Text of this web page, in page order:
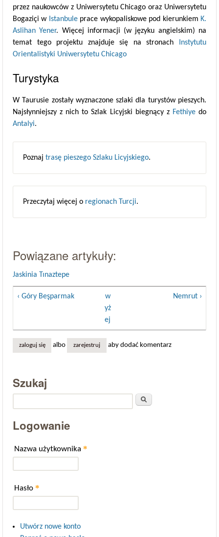
przez naukowców z Uniwersytetu Chicago oraz Uniwersytetu
Bogaziçi w Istanbuleprace wykopaliskowe pod kierunkiem K.
Aslihan Yener. Więcej informacji (w języku angielskim) na
temat tego projektu znajduje się na stronach
Instytutu
Orientalistyki Uniwersytetu Chicago
Turystyka
W Taurusie zostały wyznaczone szlaki dla turystów pieszych.
Najsłynniejszy z nich to Szlak Licyjski biegnący z Fethiyedo
Antalyi.
Poznaj trasę pieszego Szlaku Licyjskiego.
Przeczytaj więcej o regionach Turcji.
Powiązane artykuły:
Jaskinia Tınaztepe
‹ Góry Beşparmak
w
yż
ej
Nemrut ›
zaloguj się albo zarejestruj aby dodać komentarz
Szukaj
Logowanie
Nazwa użytkownika *
Hasło *
Utwórz nowe konto